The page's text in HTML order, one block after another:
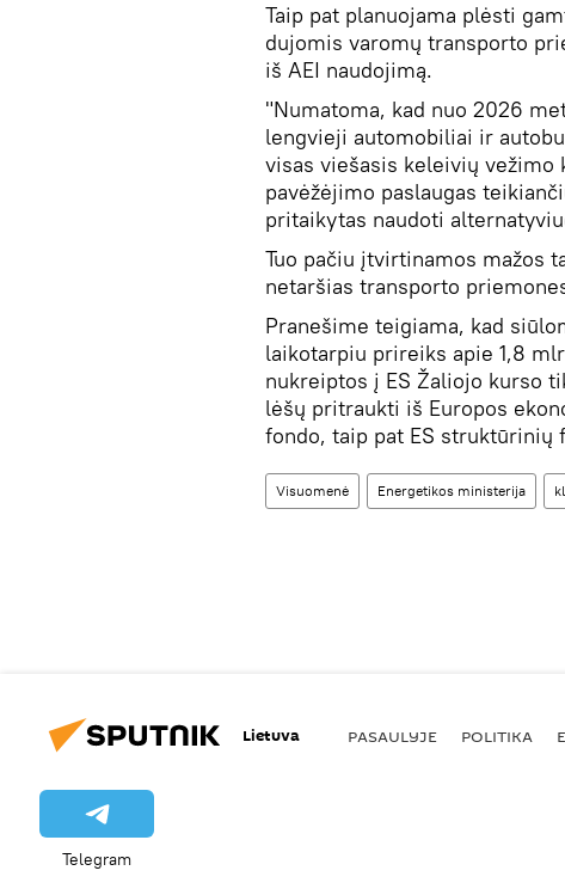
Taip pat planuojama plėsti
dujomis varomų transporto
iš AEI naudojimą.
"Numatoma, kad nuo 2026
lengvieji automobiliai ir
visas viešasis keleivių
pavėžėjimo paslaugas
pritaikytas naudoti
Tuo pačiu įtvirtinamos mažos
netaršias transporto
Pranešime teigiama, kad
laikotarpiu prireiks apie 1,8
nukreiptos į ES Žaliojo kurso
lėšų pritraukti iš Europos
fondo, taip pat ES struktūrinių
Visuomenė Energetikos ministerija
Lietuva PASAULYJE POLITIKA
Telegram